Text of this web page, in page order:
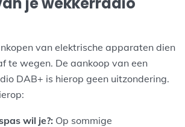
van elektrische apparaten dien
te wegen. De aankoop van een
DAB+ is hierop geen uitzondering.
wil je?: Op sommige